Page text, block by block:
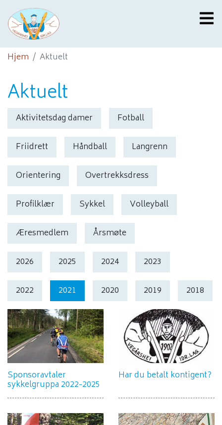
Hjem Aktuelt
Aktuelt
Aktivitetsdag damer Fotball
Friidrett Håndball Langrenn
Orientering Overtrekksdress
Profilklær Sykkel Volleyball
Æresmedlem Årsmøte
2026 2025 2024 2023
2022 2021 2020 2019 2018
Sponsoravtaler
sykkelgruppa 2022-2025
Har du betalt kontigent?